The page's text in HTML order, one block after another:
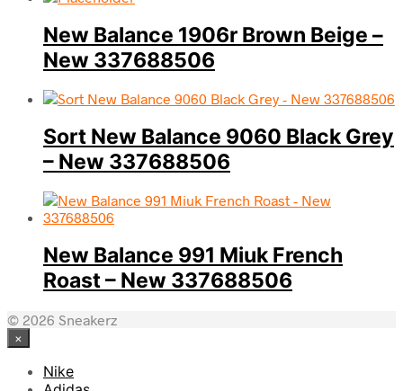
New Balance 1906r Brown Beige –
New 337688506
Sort New Balance 9060 Black Grey
– New 337688506
New Balance 991 Miuk French
Roast – New 337688506
© 2026 Sneakerz
×
Nike